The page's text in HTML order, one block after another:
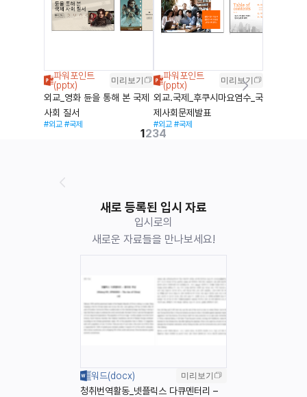
미리보기
외교_영화 듄을 통해 본 국제
사회 질서
#외교 #국제
미리보기
외교.국제_후쿠시마요염수_국
제사회문제발표
#외교 #국제
1234
새로 등록된 입시 자료
입시로의
새로운 자료들을 만나보세요!
미리보기
청취번역활동_넷플릭스 다큐멘터리 –